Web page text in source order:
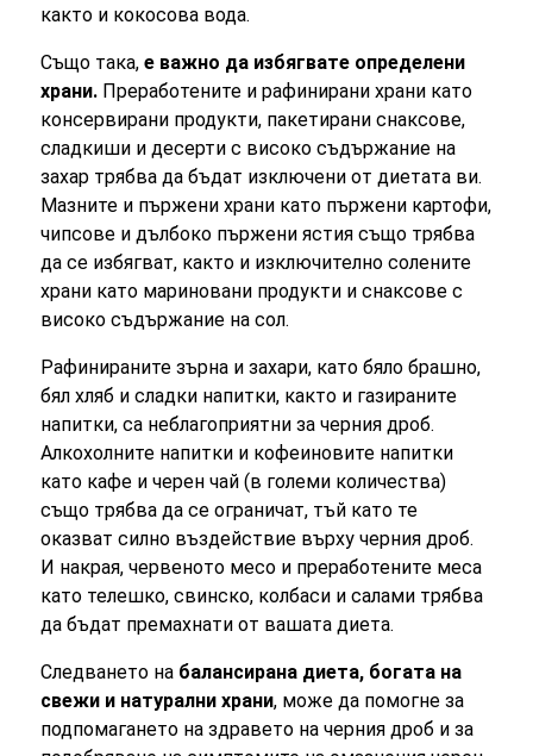
както и кокосова вода.
Също така,е важно да избягвате определени
храни. Преработените и рафинирани храни като
консервирани продукти, пакетирани снаксове,
сладкиши и десерти с високо съдържание на
захар трябва да бъдат изключени от диетата ви.
Мазните и пържени храни като пържени картофи,
чипсове и дълбоко пържени ястия също трябва
да се избягват, както и изключително солените
храни като мариновани продукти и снаксове с
високо съдържание на сол.
Рафинираните зърна и захари, като бяло брашно,
бял хляб и сладки напитки, както и газираните
напитки, са неблагоприятни за черния дроб.
Алкохолните напитки и кофеиновите напитки
като кафе и черен чай (в големи количества)
също трябва да се ограничат, тъй като те
оказват силно въздействие върху черния дроб.
И накрая, червеното месо и преработените меса
като телешко, свинско, колбаси и салами трябва
да бъдат премахнати от вашата диета.
Следването на балансирана диета, богата на
свежи и натурални храни, може да помогне за
подпомагането на здравето на черния дроб и за